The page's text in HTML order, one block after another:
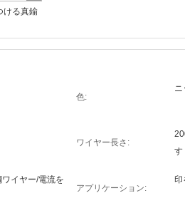
ける真鍮
色:
ニ
ワイヤー長さ:
す
イヤー/電流を
アプリケーション:
印